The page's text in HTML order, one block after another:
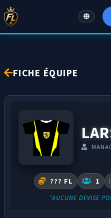
English
FICHE ÉQUIPE
??? FL 1
"AUCUNE DEVISE